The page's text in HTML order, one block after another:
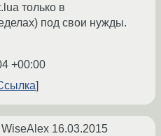
только в
под свои нужды.
+00:00
WiseAlex 16.03.2015